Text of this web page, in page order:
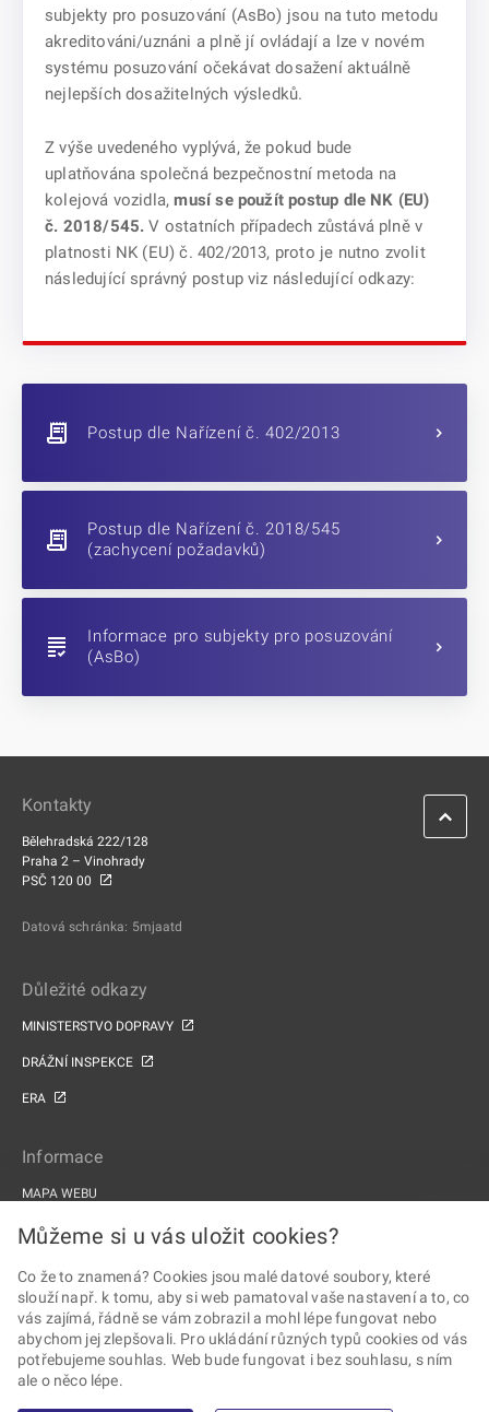
subjekty pro posuzování (AsBo) jsou na tuto metodu
akreditováni/uznáni a plně jí ovládají a lze v novém
systému posuzování očekávat dosažení aktuálně
nejlepších dosažitelných výsledků.
Z výše uvedeného vyplývá, že pokud bude
uplatňována společná bezpečnostní metoda na
kolejová vozidla,musí se použít postup dle NK (EU)
č. 2018/545. V ostatních případech zůstává plně v
platnosti NK (EU) č. 402/2013, proto je nutno zvolit
následující správný postup viz následující odkazy:
Postup dle Nařízení č. 402/2013
Postup dle Nařízení č. 2018/545
(zachycení požadavků)
Informace pro subjekty pro posuzování
(AsBo)
Kontakty
Bělehradská 222/128
Praha 2 – Vinohrady
PSČ 120 00
Datová schránka: 5mjaatd
Důležité odkazy
MINISTERSTVO DOPRAVY
DRÁŽNÍ INSPEKCE
ERA
Informace
MAPA WEBU
PROHLÁŠENÍ O PŘÍSTUPNOSTI
PROJEKTY EU
Sledujte Drážní úřad
Můžeme si u vás uložit cookies?
Co že to znamená? Cookies jsou malé datové soubory, které
slouží např. k tomu, aby si web pamatoval vaše nastavení a to, co
vás zajímá, řádně se vám zobrazil a mohl lépe fungovat nebo
abychom jej zlepšovali. Pro ukládání různých typů cookies od vás
potřebujeme souhlas. Web bude fungovat i bez souhlasu, s ním
ale o něco lépe.